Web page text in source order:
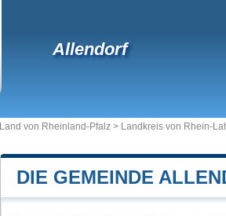
Allendorf
Land von Rheinland-Pfalz > Landkreis von Rhein-
DIE GEMEINDE